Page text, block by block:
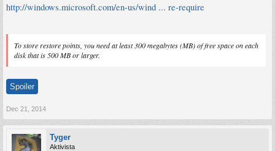
http://windows.microsoft.com/en-us/wind ... re-require
To store restore points, you need at least 300 megabytes (MB) of free space on each
disk that is 500 MB or larger.
Spoiler
Dec 21, 2014
Tyger
Aktivista